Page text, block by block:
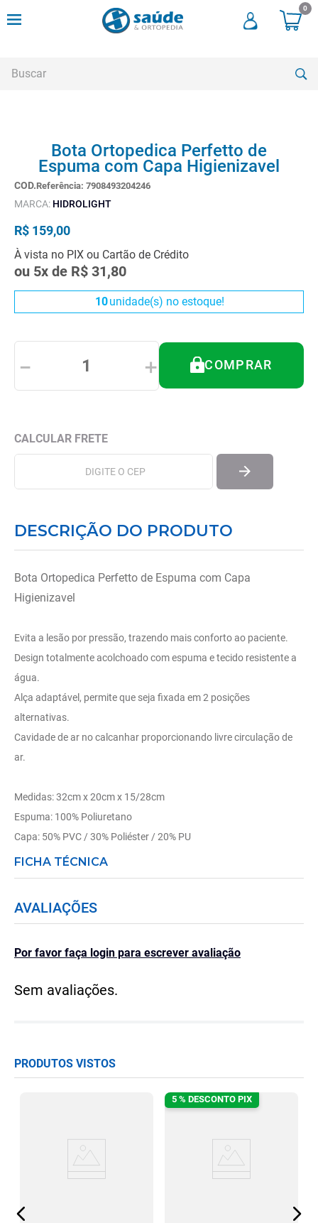
0
Bota Ortopedica Perfetto de
Espuma com Capa Higienizavel
Referência: 7908493204246
MARCA: HIDROLIGHT
R$ 159,00
À vista no PIX ou Cartão de Crédito
ou 5x de R$ 31,80
10unidade(s) no estoque!
＋
－ COMPRAR
DESCRIÇÃO DO PRODUTO
Bota Ortopedica Perfetto de Espuma com Capa
Higienizavel
Evita a lesão por pressão, trazendo mais conforto ao paciente.
Design totalmente acolchoado com espuma e tecido resistente a
água.
Alça adaptável, permite que seja fixada em 2 posições
alternativas.
Cavidade de ar no calcanhar proporcionando livre circulação de
ar.
Medidas: 32cm x 20cm x 15/28cm
Espuma: 100% Poliuretano
Capa: 50% PVC / 30% Poliéster / 20% PU
FICHA TÉCNICA
AVALIAÇÕES
Por favor faça login para escrever avaliação
Sem avaliações.
PRODUTOS VISTOS
5 % DESCONTO PIX
cadeira rodas
meia compressao
3º
andadores
4º
imobilizador joelho
5º
bota imobilizadora
6º
cadeira rodas agile
meia antitrombo
cadeira higienica